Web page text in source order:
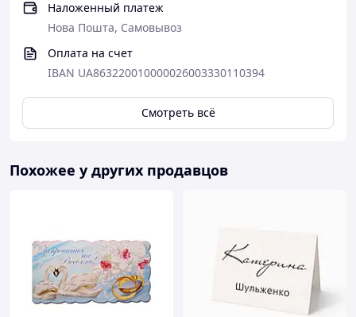
Наложенный платеж
Нова Пошта, Самовывоз
Оплата на счет
IBAN UA863220010000026003330110394
Смотреть всё
Похожее у других продавцов